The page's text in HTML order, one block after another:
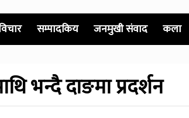
सम्पादकिय जनमुखी संवाद कला
भन्दै दाङमा प्रदर्शन